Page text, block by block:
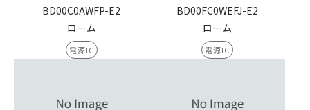
BD00C0AWFP-E2
ローム
電源IC
BD00FC0WEFJ-E2
ローム
電源IC